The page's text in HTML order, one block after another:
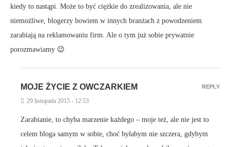
kiedy to nastąpi. Może to być ciężkie do zrealizowania, ale nie
niemożliwe, blogerzy bowiem w innych branżach z powodzeniem
zarabiają na reklamowaniu firm. Ale o tym już sobie prywatnie
porozmawiamy 😉
MOJE ŻYCIE Z OWCZARKIEM
29 listopada 2015 - 12:53
Zarabianie, to chyba marzenie każdego – moje też, ale nie jest to
celem bloga samym w sobie, choć byłabym nie szczera, gdybym
REPLY